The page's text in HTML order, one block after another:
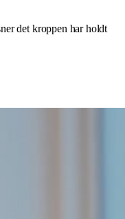
det kroppen har holdt